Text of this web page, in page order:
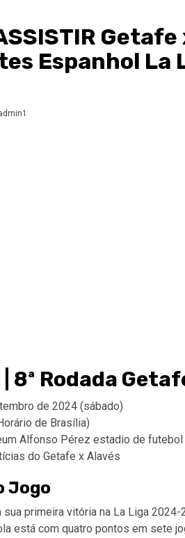
Espanhol La
8ª Rodada
de 2024 (sábado)
de Brasília)
Alfonso Pérez estadio de futebol
do Getafe x Alavés
Jogo
sua primeira vitória na La Liga
está com quatro pontos em sete